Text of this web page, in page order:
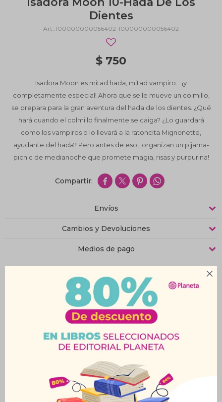

Dientes
100000000056402-100000000056402
$ 750
Isadora Moon es mitad hada, mitad vampiro… ¡y
completamente especial! Ahora que se le mueve un colmillo,
se prepara para la gran aventura del hada de los dientes. ¿Qué
hará cuando el colmillo finalmente se caiga? ¿Lo guardará
como los vampiros o lo llevará a la ratoncita Mignonette,
ayudante del hada? Pero antes de eso, ¡organizan un pijama-
picnic de medianoche que promete magia, risas y purpurina!
   
Envíos
Cambios y Devoluciones
Medios de pago
Características
Productos que te pueden interesar